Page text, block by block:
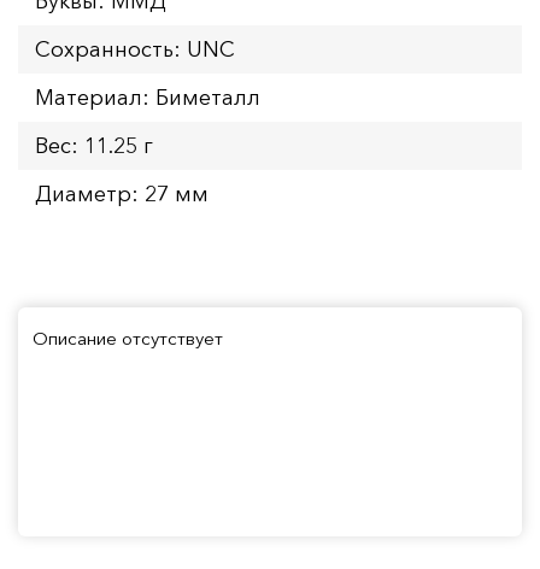
Сохранность: UNC
Материал: Биметалл
Вес: 11.25 г
Диаметр: 27 мм
Описание отсутствует